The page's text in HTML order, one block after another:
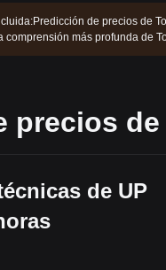
Predicción de precios de
más profunda de
precios de
de UP